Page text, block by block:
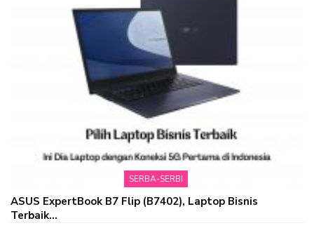
SERBA-SERBI
ASUS ExpertBook B7 Flip (B7402), Laptop Bisnis
Terbaik…